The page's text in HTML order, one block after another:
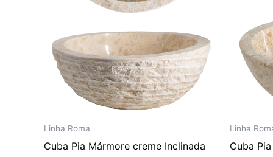
Linha Roma
Cuba Pia Mármore creme Inclinada
Linha
Cuba